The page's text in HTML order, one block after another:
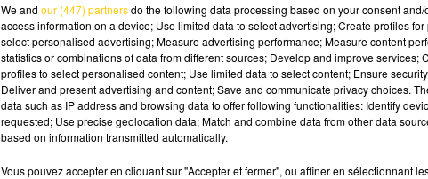
We and our (447) partnersdo the following data processing based on your consent
access information on a device; Use limited data to select advertising; Create profiles
select personalised advertising; Measure advertising performance; Measure content
statistics or combinations of data from different sources; Develop and improve services;
profiles to select personalised content; Use limited data to select content; Ensure
Deliver and present advertising and content; Save and communicate privacy choices.
data such as IP address and browsing data to offer following functionalities: Identify
requested; Use precise geolocation data; Match and combine data from other data
based on information transmitted automatically.
Vous pouvez accepter en cliquant sur "Accepter et fermer", ou affiner en sélectionnant